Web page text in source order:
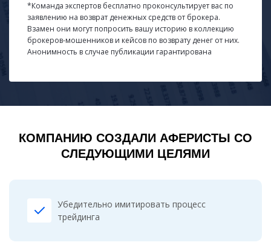
*Команда экспертов бесплатно проконсультирует вас по
заявлению на возврат денежных средств от брокера.
Взамен они могут попросить вашу историю в коллекцию
брокеров-мошенников и кейсов по возврату денег от них.
Анонимность в случае публикации гарантирована
КОМПАНИЮ СОЗДАЛИ АФЕРИСТЫ СО
СЛЕДУЮЩИМИ ЦЕЛЯМИ
Убедительно имитировать процесс
трейдинга